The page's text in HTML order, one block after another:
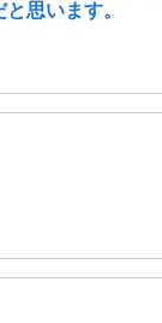
思います。